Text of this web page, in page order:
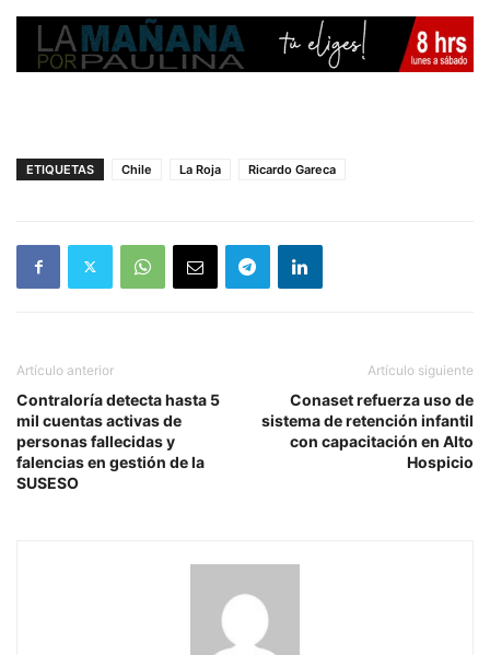
ETIQUETAS Chile La Roja Ricardo Gareca
Artículo anterior
Contraloría detecta hasta 5
mil cuentas activas de
personas fallecidas y
falencias en gestión de la
SUSESO
Artículo siguiente
Conaset refuerza uso de
sistema de retención infantil
con capacitación en Alto
Hospicio